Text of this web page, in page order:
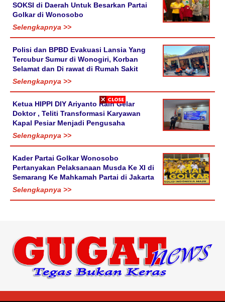
SOKSI di Daerah Untuk Besarkan Partai
Golkar di Wonosobo
Selengkapnya >>
Polisi dan BPBD Evakuasi Lansia Yang
Tercubur Sumur di Wonogiri, Korban
Selamat dan Di rawat di Rumah Sakit
Selengkapnya >>
Ketua HIPPI DIY Ariyanto Raih Gelar
Doktor , Teliti Transformasi Karyawan
Kapal Pesiar Menjadi Pengusaha
Selengkapnya >>
Kader Partai Golkar Wonosobo
Pertanyakan Pelaksanaan Musda Ke XI di
Semarang Ke Mahkamah Partai di Jakarta
Selengkapnya >>